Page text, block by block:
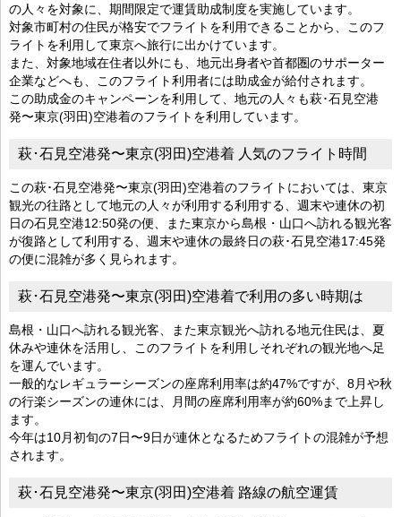
の人々を対象に、期間限定で運賃助成制度を実施しています。
対象市町村の住民が格安でフライトを利用できることから、このフ
ライトを利用して東京へ旅行に出かけています。
また、対象地域在住者以外にも、地元出身者や首都圏のサポーター
企業などへも、このフライト利用者には助成金が給付されます。
この助成金のキャンペーンを利用して、地元の人々も萩･石見空港
発〜東京(羽田)空港着のフライトを利用しています。
萩･石見空港発〜東京(羽田)空港着 人気のフライト時間
この萩･石見空港発〜東京(羽田)空港着のフライトにおいては、東京
観光の往路として地元の人々が利用する利用する、週末や連休の初
日の石見空港12:50発の便、また東京から島根・山口へ訪れる観光客
が復路として利用する、週末や連休の最終日の萩･石見空港17:45発
の便に混雑が多く見られます。
萩･石見空港発〜東京(羽田)空港着で利用の多い時期は
島根・山口へ訪れる観光客、また東京観光へ訪れる地元住民は、夏
休みや連休を活用し、このフライトを利用しそれぞれの観光地へ足
を運んでいます。
一般的なレギュラーシーズンの座席利用率は約47%ですが、8月や秋
の行楽シーズンの連休には、月間の座席利用率が約60%まで上昇し
ます。
今年は10月初旬の7日〜9日が連休となるためフライトの混雑が予想
されます。
萩･石見空港発〜東京(羽田)空港着 路線の航空運賃